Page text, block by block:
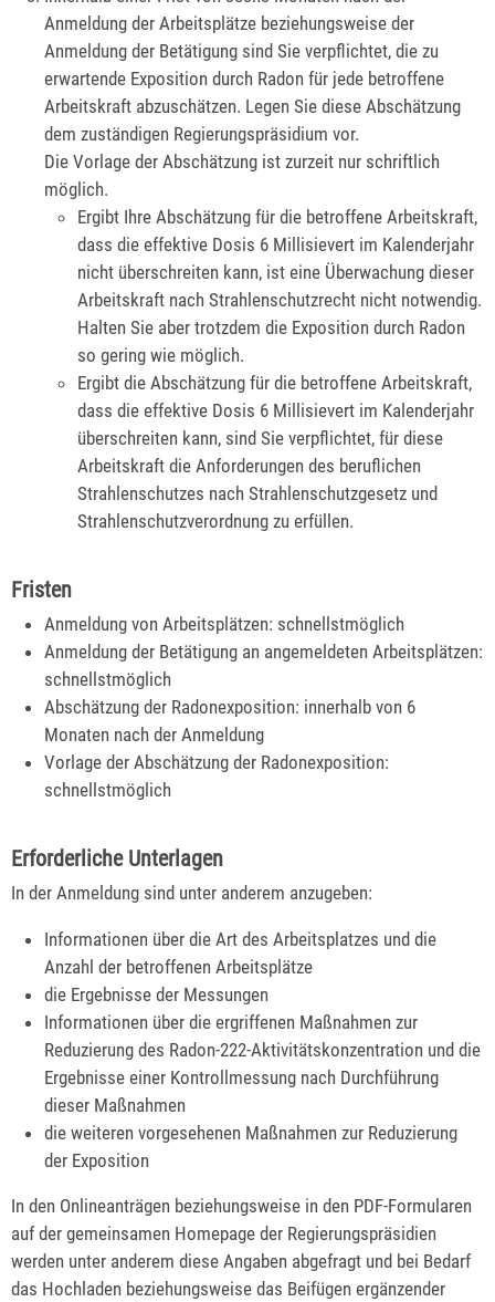
Anmeldung der Arbeitsplätze beziehungsweise der
Anmeldung der Betätigung sind Sie verpflichtet, die zu
erwartende Exposition durch Radon für jede betroffene
Arbeitskraft abzuschätzen. Legen Sie diese Abschätzung
dem zuständigen Regierungspräsidium vor.
Die Vorlage der Abschätzung ist zurzeit nur schriftlich
möglich.
Ergibt Ihre Abschätzung für die betroffene Arbeitskraft,
dass die effektive Dosis 6 Millisievert im Kalenderjahr
nicht überschreiten kann, ist eine Überwachung dieser
Arbeitskraft nach Strahlenschutzrecht nicht notwendig.
Halten Sie aber trotzdem die Exposition durch Radon
so gering wie möglich.
Ergibt die Abschätzung für die betroffene Arbeitskraft,
dass die effektive Dosis 6 Millisievert im Kalenderjahr
überschreiten kann, sind Sie verpflichtet, für diese
Arbeitskraft die Anforderungen des beruflichen
Strahlenschutzes nach Strahlenschutzgesetz und
Strahlenschutzverordnung zu erfüllen.
Fristen
Anmeldung von Arbeitsplätzen: schnellstmöglich
Anmeldung der Betätigung an angemeldeten Arbeitsplätzen:
schnellstmöglich
Abschätzung der Radonexposition: innerhalb von 6
Monaten nach der Anmeldung
Vorlage der Abschätzung der Radonexposition:
schnellstmöglich
Erforderliche Unterlagen
In der Anmeldung sind unter anderem anzugeben:
Informationen über die Art des Arbeitsplatzes und die
Anzahl der betroffenen Arbeitsplätze
die Ergebnisse der Messungen
Informationen über die ergriffenen Maßnahmen zur
Reduzierung des Radon-222-Aktivitätskonzentration und die
Ergebnisse einer Kontrollmessung nach Durchführung
dieser Maßnahmen
die weiteren vorgesehenen Maßnahmen zur Reduzierung
der Exposition
In den Onlineanträgen beziehungsweise in den PDF-Formularen
aufder gemeinsamen Homepage der Regierungspräsidien
werden unter anderem diese Angaben abgefragt und bei Bedarf
das Hochladen beziehungsweise das Beifügen ergänzender